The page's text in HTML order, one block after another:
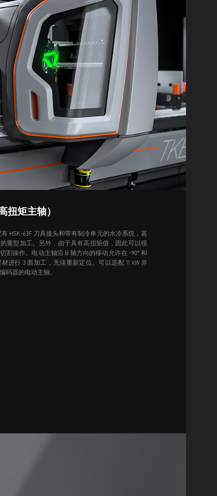
扭矩主轴）
有 HSK-63F 刀具接头和带有制冷单元的水冷系统，甚
重型加工。另外，由于具有高扭矩值，因此可以很
割操作。 电动主轴沿 B 轴方向的移动允许在 -90° 和
进行 3 面加工，无须重新定位。可以选配 11 kW 并
码器的电动主轴。